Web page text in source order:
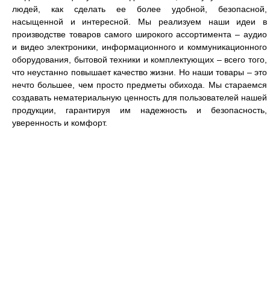
людей, как сделать ее более удобной, безопасной,
насыщенной и интересной. Мы реализуем наши идеи в
производстве товаров самого широкого ассортимента – аудио
и видео электроники, информационного и коммуникационного
оборудования, бытовой техники и комплектующих – всего того,
что неустанно повышает качество жизни. Но наши товары – это
нечто большее, чем просто предметы обихода. Мы стараемся
создавать нематериальную ценность для пользователей нашей
продукции, гарантируя им надежность и безопасность,
уверенность и комфорт.